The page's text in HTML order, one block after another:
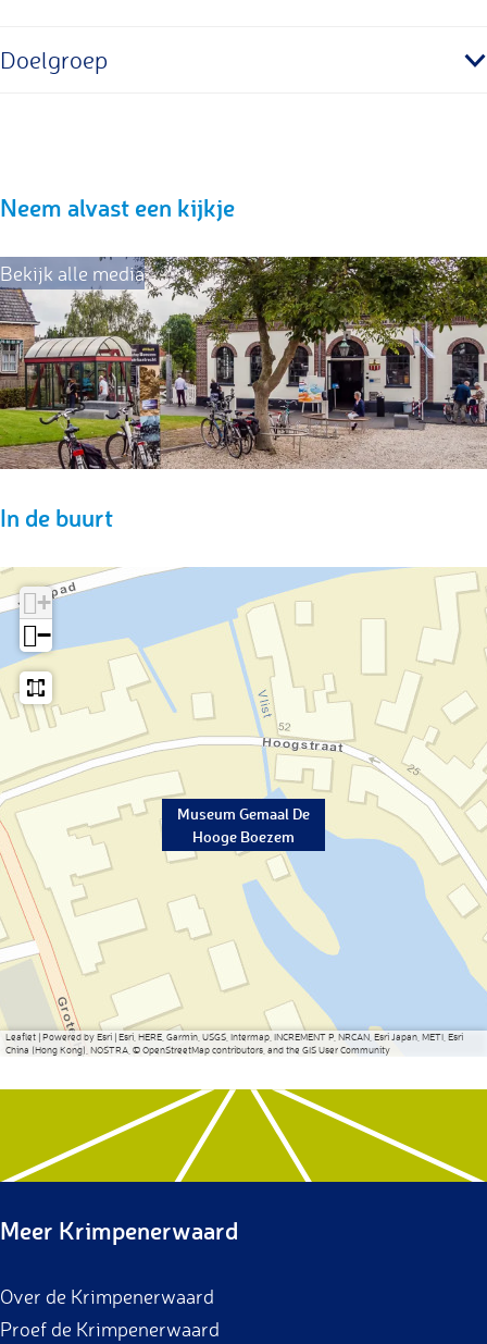
Doelgroep
Neem alvast een kijkje
Bekijk alle media
In de buurt
Museum Gemaal De
Hooge Boezem
+
−
Leaflet |Powered by Esri | Esri, HERE, Garmin, USGS, Intermap, INCREMENT P, NRCAN, Esri Japan, METI, Esri
China (Hong Kong), NOSTRA, © OpenStreetMap contributors, and the GIS User Community
Meer Krimpenerwaard
Over de Krimpenerwaard
Proef de Krimpenerwaard